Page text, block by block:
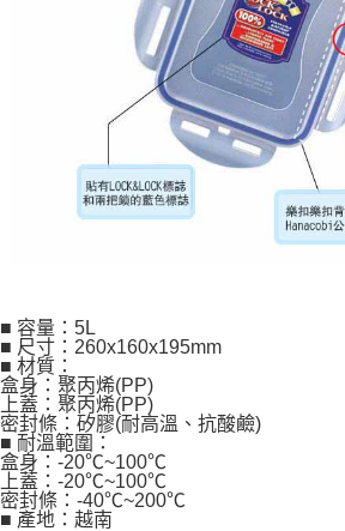
■ 容量：5L
■ 尺寸：260x160x195mm
■ 材質：
盒身：聚丙烯(PP)
上蓋：聚丙烯(PP)
密封條：矽膠(耐高溫、抗酸鹼)
■ 耐溫範圍：
盒身：-20℃~100℃
上蓋：-20℃~100℃
密封條：-40℃~200℃
■ 產地：越南